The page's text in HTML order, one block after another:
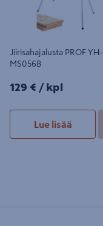
Jiirisahajalusta PROF YH-
MS056B
129€/kpl
129 € / kpl
Lue lisää